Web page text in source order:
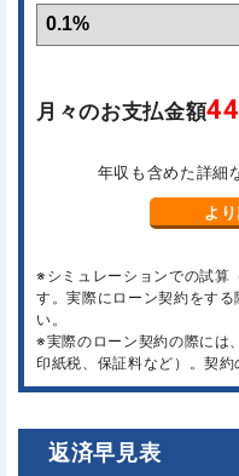
月々のお支払金額
年収も含めた詳細
よ
※シミュレーションでの試算
す。実際にローン契約をす
い。
※実際のローン契約の際には
印紙税、保証料など）。契約
返済早見表